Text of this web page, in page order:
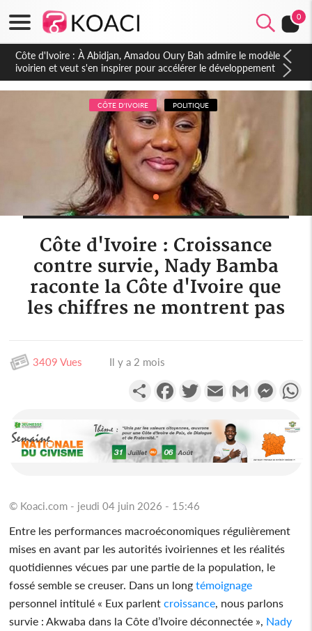
0
Côte d'Ivoire : À Abidjan, Amadou Oury Bah admire le modèle
ivoirien et veut s'en inspirer pour accélérer le développement
de la Guinée
CÔTE D'IVOIRE POLITIQUE
Côte d'Ivoire : Croissance
contre survie, Nady Bamba
raconte la Côte d'Ivoire que
les chiffres ne montrent pas
3409 Vues Il y a 2 mois
PartagerFacebookTwitterEmail Gmail
© Koaci.com - jeudi 04 juin 2026 - 15:46
Entre les performances macroéconomiques régulièrement
mises en avant par les autorités ivoiriennes et les réalités
quotidiennes vécues par une partie de la population, le
fossé semble se creuser. Dans un long témoignage
personnel intitulé « Eux parlent croissance, nous parlons
survie : Akwaba dans la Côte d’Ivoire déconnectée », Nady